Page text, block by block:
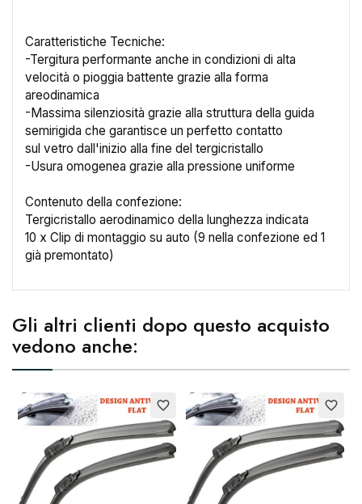
Caratteristiche Tecniche:
-Tergitura performante anche in condizioni di alta
velocità o pioggia battente grazie alla forma
areodinamica
-Massima silenziosità grazie alla struttura della guida
semirigida che garantisce un perfetto contatto
sul vetro dall'inizio alla fine del tergicristallo
-Usura omogenea grazie alla pressione uniforme
Contenuto della confezione:
Tergicristallo aerodinamico della lunghezza indicata
10 x Clip di montaggio su auto (9 nella confezione ed 1
già premontato)
Gli altri clienti dopo questo acquisto
vedono anche:
favorite_border favorite_border
Crea lista dei desideri
Nome lista dei desideri
Annulla Crea lista dei desideri